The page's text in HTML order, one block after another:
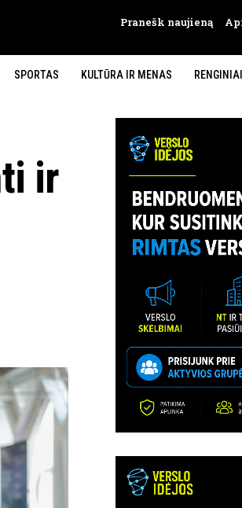
Pranešk naujieną
SPORTAS KULTŪRA IR MENAS RENGINIAI
ir